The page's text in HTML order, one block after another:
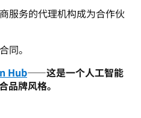
服务的代理机构成为合作伙
同。
Hub——这是一个人工智能
品牌风格。